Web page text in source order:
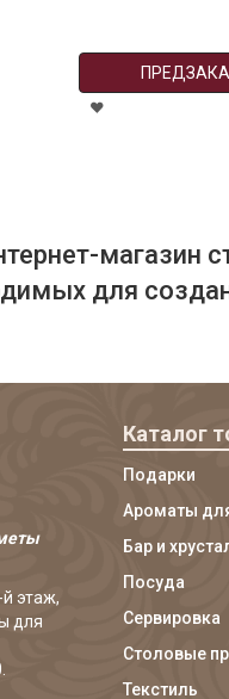
магазин
для
этаж,
для
Каталог
Подарки
Ароматы
Бар и
Посуда
Сервировка
Столовые
Текстиль